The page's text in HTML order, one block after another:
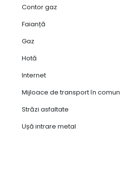
Contor gaz
Faianță
Gaz
Hotă
Internet
Mijloace de transport în comun
Străzi asfaltate
Ușă intrare metal